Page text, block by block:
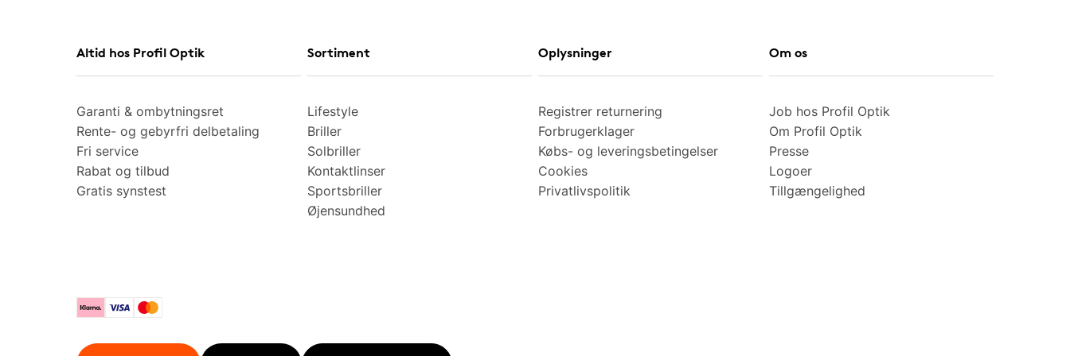
Altid hos Profil Optik
Garanti & ombytningsret
Rente- og gebyrfri delbetaling
Fri service
Rabat og tilbud
Gratis synstest
Sortiment
Lifestyle
Briller
Solbriller
Kontaktlinser
Sportsbriller
Øjensundhed
Oplysninger
Registrer returnering
Forbrugerklager
Købs- og leveringsbetingelser
Cookies
Privatlivspolitik
Om os
Job hos Profil Optik
Om Profil Optik
Presse
Logoer
Tillgængelighed
KlarnaVisa Mastercard